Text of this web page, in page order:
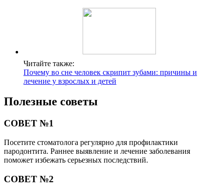
Читайте также:
Почему во сне человек скрипит зубами: причины и
лечение у взрослых и детей
Полезные советы
СОВЕТ №1
Посетите стоматолога регулярно для профилактики
пародонтита. Раннее выявление и лечение заболевания
поможет избежать серьезных последствий.
СОВЕТ №2